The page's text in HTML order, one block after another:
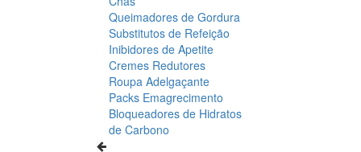
Queimadores de Gordura
Substitutos de Refeição
Inibidores de Apetite
Cremes Redutores
Roupa Adelgaçante
Packs Emagrecimento
Bloqueadores de Hidratos
de Carbono